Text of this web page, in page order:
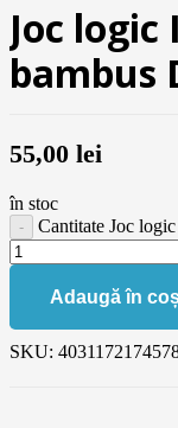
Joc
bambus
55,00 lei
în stoc
Cantitate Joc
Adaugă în
SKU: